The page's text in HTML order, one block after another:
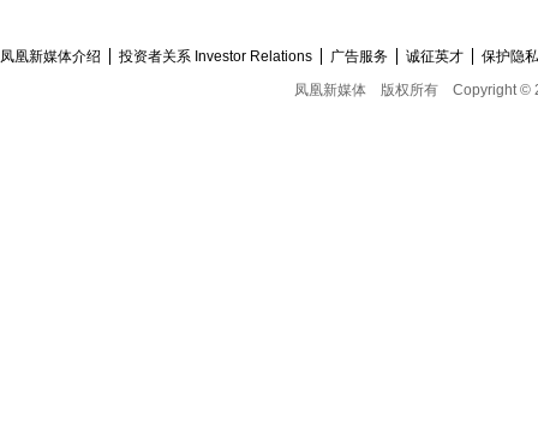
凤凰新媒体介绍 投资者关系 Investor Relations 广告服务 诚征英才
保护隐
凤凰新媒体
版权所有 Copyright ©